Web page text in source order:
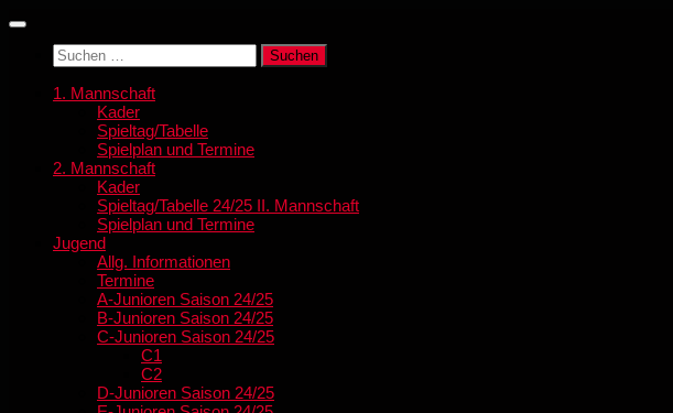
Zum
springenSuchen
nach:
1. Mannschaft
Kader
Spieltag/Tabelle
Spielplan und Termine
2. Mannschaft
Kader
Spieltag/Tabelle 24/25 II. Mannschaft
Spielplan und Termine
Jugend
Allg. Informationen
Termine
A-Junioren Saison 24/25
B-Junioren Saison 24/25
C-Junioren Saison 24/25
C1
C2
D-Junioren Saison 24/25